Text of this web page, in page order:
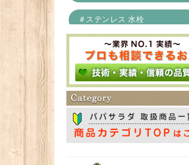
＃ステンレス 水栓
＃浄水器